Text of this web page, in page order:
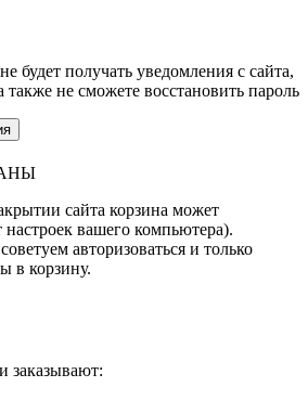
будет получать уведомления с сайта,
также не сможете восстановить пароль
сайта корзина может
настроек вашего компьютера).
авторизоваться и только
в корзину.
заказывают: